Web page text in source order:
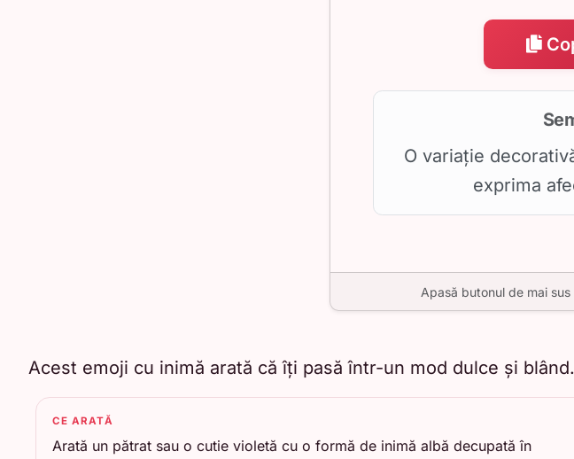
O variație
exprima
Apasă butonul de mai
Acest emoji cu inimă arată că îți pasă într-un mod dulce și
CE ARATĂ
Arată un pătrat sau o cutie violetă cu o formă de inimă albă decupată în